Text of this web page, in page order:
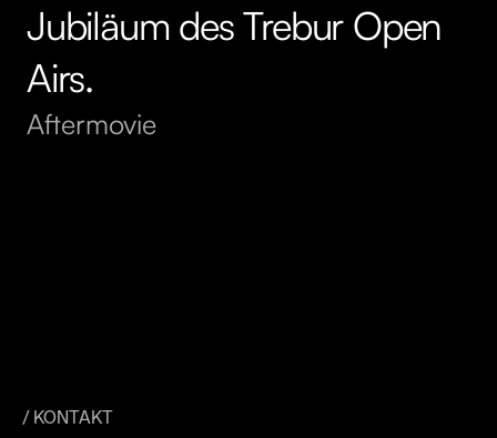
Jubiläum des Trebur Open
Airs.
Aftermovie
/ KONTAKT